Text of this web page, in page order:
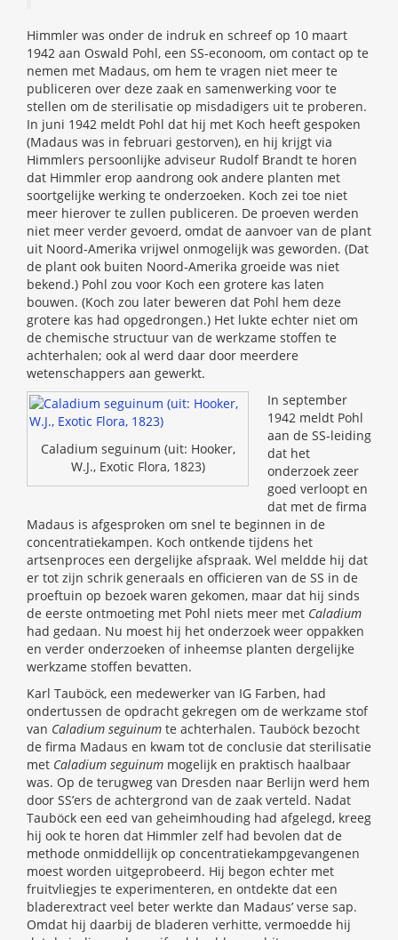
Himmler was onder de indruk en schreef op 10 maart
1942 aan Oswald Pohl, een SS-econoom, om contact op te
nemen met Madaus, om hem te vragen niet meer te
publiceren over deze zaak en samenwerking voor te
stellen om de sterilisatie op misdadigers uit te proberen.
In juni 1942 meldt Pohl dat hij met Koch heeft gespoken
(Madaus was in februari gestorven), en hij krijgt via
Himmlers persoonlijke adviseur Rudolf Brandt te horen
dat Himmler erop aandrong ook andere planten met
soortgelijke werking te onderzoeken. Koch zei toe niet
meer hierover te zullen publiceren. De proeven werden
niet meer verder gevoerd, omdat de aanvoer van de plant
uit Noord-Amerika vrijwel onmogelijk was geworden. (Dat
de plant ook buiten Noord-Amerika groeide was niet
bekend.) Pohl zou voor Koch een grotere kas laten
bouwen. (Koch zou later beweren dat Pohl hem deze
grotere kas had opgedrongen.) Het lukte echter niet om
de chemische structuur van de werkzame stoffen te
achterhalen; ook al werd daar door meerdere
wetenschappers aan gewerkt.
Caladium seguinum (uit: Hooker,
W.J., Exotic Flora, 1823)
In september
1942 meldt Pohl
aan de SS-leiding
dat het
onderzoek zeer
goed verloopt en
dat met de firma
Madaus is afgesproken om snel te beginnen in de
concentratiekampen. Koch ontkende tijdens het
artsenproces een dergelijke afspraak. Wel meldde hij dat
er tot zijn schrik generaals en officieren van de SS in de
proeftuin op bezoek waren gekomen, maar dat hij sinds
de eerste ontmoeting met Pohl niets meer met Caladium
had gedaan. Nu moest hij het onderzoek weer oppakken
en verder onderzoeken of inheemse planten dergelijke
werkzame stoffen bevatten.
Karl Tauböck, een medewerker van IG Farben, had
ondertussen de opdracht gekregen om de werkzame stof
van Caladium seguinum te achterhalen. Tauböck bezocht
de firma Madaus en kwam tot de conclusie dat sterilisatie
met Caladium seguinum mogelijk en praktisch haalbaar
was. Op de terugweg van Dresden naar Berlijn werd hem
door SS’ers de achtergrond van de zaak verteld. Nadat
Tauböck een eed van geheimhouding had afgelegd, kreeg
hij ook te horen dat Himmler zelf had bevolen dat de
methode onmiddellijk op concentratiekampgevangenen
moest worden uitgeprobeerd. Hij begon echter met
fruitvliegjes te experimenteren, en ontdekte dat een
bladerextract veel beter werkte dan Madaus’ verse sap.
Omdat hij daarbij de bladeren verhitte, vermoedde hij